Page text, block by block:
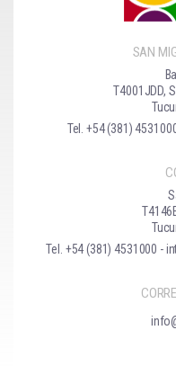
SAN
T4001JDD,
Tel. +54 (381)
Tel. +54 (381) 4531000 -